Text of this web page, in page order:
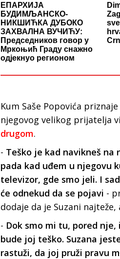
ЕПАРХИЈА
БУДИМЉАНСКО-
НИКШИЋКА ДУБОКО
ЗАХВАЛНА ВУЧИЋУ:
Председников говор у
Мркоњић Граду снажно
одјекнуо регионом
Kum Saše Popovića
njegovog velikog prijatelja
drugom.
- Teško je kad navikneš na
pada kad uđem u njegovu
televizor, gde smo jeli. I
će odnekud da se pojavi -
dodaje da je Suzani
- Dok smo mi tu, pored
bude joj teško. Suzana
rastuži, da joj pruži pravu